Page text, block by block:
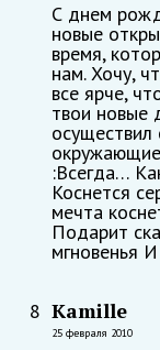
С днем
новые
время,
нам. Хочу,
все ярче,
твои новые
осуществил
:Всегда…
Коснется
мечта
Подарит
мгновенья
8 Kamille
25 февраля 2010